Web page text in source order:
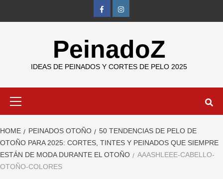
FB IG
PeinadoZ
IDEAS DE PEINADOS Y CORTES DE PELO 2025
HOME PEINADOS OTOÑO
50 TENDENCIAS DE PELO DE
OTOÑO PARA 2025: CORTES, TINTES Y PEINADOS QUE SIEMPRE
ESTÁN DE MODA DURANTE EL OTOÑO
AAASHLEEE-CABELLO-
OTOÑO-COLORES